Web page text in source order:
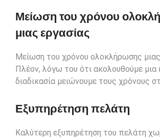
Μείωση του χρόνου
μιας εργασίας
Μείωση του χρόνου ολοκλήρωσης μιας
Πλέον, λόγω του ότι ακολουθούμε
διαδικασία μειώνουμε τους χρόνους
Εξυπηρέτηση πελάτη
Καλύτερη εξυπηρέτηση του πελάτη